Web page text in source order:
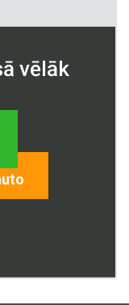
vēlāk